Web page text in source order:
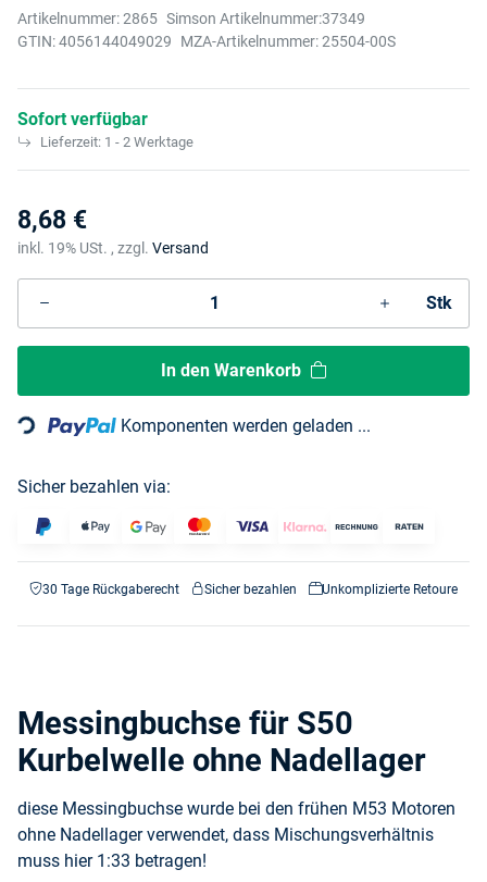
Artikelnummer:2865 Simson Artikelnummer:37349
GTIN:4056144049029 MZA-Artikelnummer:25504-00S
Sofort verfügbar
Lieferzeit: 1 - 2 Werktage
8,68 €
inkl. 19% USt. , zzgl. Versand
Stk
In den Warenkorb
Loading... Komponenten werden geladen ...
Sicher bezahlen via:
30 Tage Rückgaberecht Sicher bezahlen Unkomplizierte Retoure
Messingbuchse für S50
Kurbelwelle ohne Nadellager
diese Messingbuchse wurde bei den frühen M53 Motoren
ohne Nadellager verwendet, dass Mischungsverhältnis
muss hier 1:33 betragen!